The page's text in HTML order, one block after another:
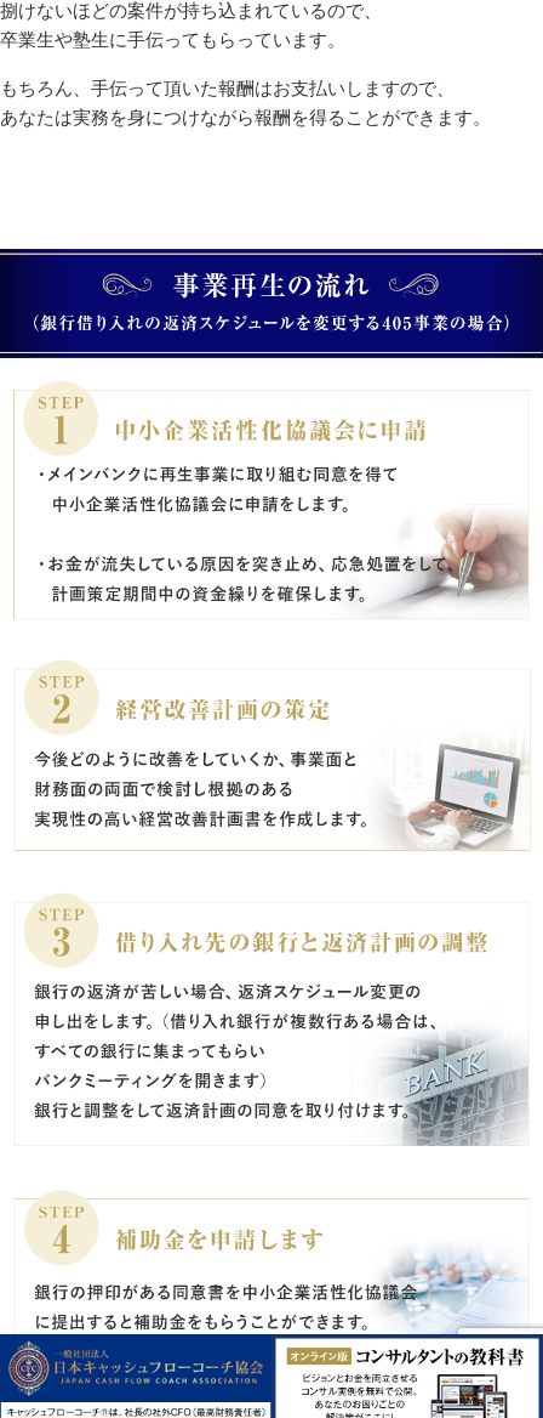
捌けないほどの案件が持ち込まれているので、
卒業生や塾生に手伝ってもらっています。
もちろん、手伝って頂いた報酬はお支払いしますので、
あなたは実務を身につけながら報酬を得ることができます。